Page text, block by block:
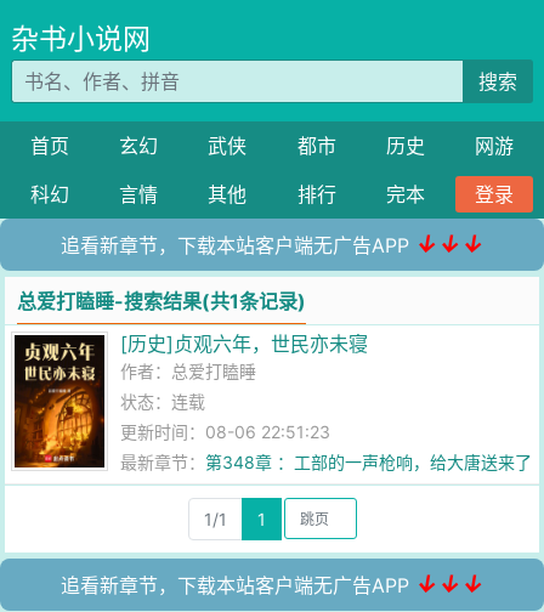
杂书小说网
搜索
首页 玄幻 武侠 都市 历史
网游
科幻
言情 其他 排行 完本 登录
追看新章节，下载本站客户端无广告APP ↓↓↓
总爱打瞌睡-搜索结果(共1条记录)
[历史]贞观六年，世民亦未寝
作者： 总爱打瞌睡
状态：连载
更新时间：08-06 22:51:23
最新章节：第348章 ：工部的一声枪响，给大唐送来了
版本更新
1/1
1
追看新章节，下载本站客户端无广告APP ↓↓↓